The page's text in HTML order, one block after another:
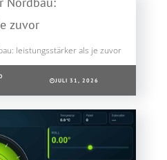
leistungsstärker als je zuvor
JULI 31, 2026